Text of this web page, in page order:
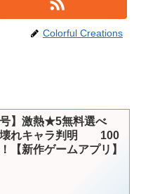
Colorful Creations
号】激熱★5無料選べ
壊れキャラ判明 100
【新作ゲームアプリ】